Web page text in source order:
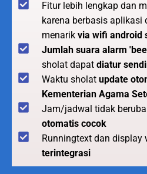
Fitur lebih lengkap dan
karena berbasis aplikasi
menarik via wifi android
Jumlah suara alarm
sholat dapat diatur
Waktu sholat update
Kementerian Agama
Jam/jadwal tidak
otomatis cocok
Runningtext dan display
terintegrasi